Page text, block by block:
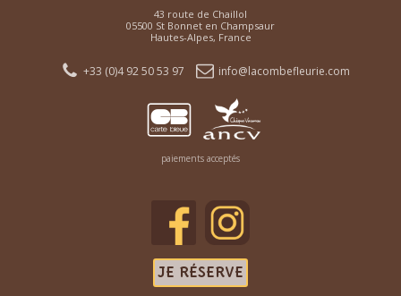
43 route de Chaillol
05500 St Bonnet en Champsaur
Hautes-Alpes, France
+33 (0)4 92 50 53 97 info@lacombefleurie.com
paiements acceptés
JE RÉSERVE